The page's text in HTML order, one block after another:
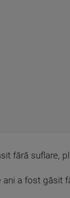
fără suflare,
ani a fost găsit